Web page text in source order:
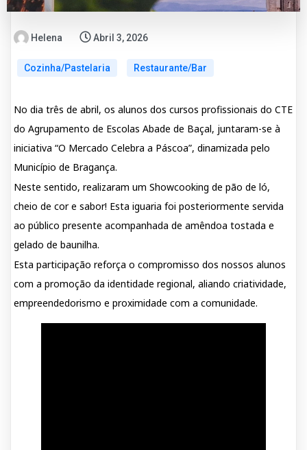
Helena Abril 3, 2026
Cozinha/Pastelaria Restaurante/Bar
No dia três de abril, os alunos dos cursos profissionais do CTE
do Agrupamento de Escolas Abade de Baçal, juntaram-se à
iniciativa “O Mercado Celebra a Páscoa”, dinamizada pelo
Município de Bragança.
Neste sentido, realizaram um Showcooking de pão de ló,
cheio de cor e sabor! Esta iguaria foi posteriormente servida
ao público presente acompanhada de amêndoa tostada e
gelado de baunilha.
Esta participação reforça o compromisso dos nossos alunos
com a promoção da identidade regional, aliando criatividade,
empreendedorismo e proximidade com a comunidade.